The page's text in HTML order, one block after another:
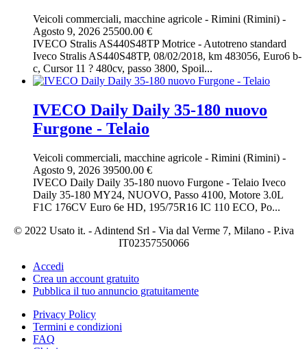
Veicoli commerciali, macchine agricole - Rimini (Rimini) -
Agosto 9, 2026 25500.00 €
IVECO Stralis AS440S48TP Motrice - Autotreno standard
Iveco Stralis AS440S48TP, 08/02/2018, km 483056, Euro6 b-
c, Cursor 11 ? 480cv, passo 3800, Spoil...
IVECO Daily Daily 35-180 nuovo
Furgone - Telaio
Veicoli commerciali, macchine agricole - Rimini (Rimini) -
Agosto 9, 2026 39500.00 €
IVECO Daily Daily 35-180 nuovo Furgone - Telaio Iveco
Daily 35-180 MY24, NUOVO, Passo 4100, Motore 3.0L
F1C 176CV Euro 6e HD, 195/75R16 IC 110 ECO, Po...
© 2022 Usato it. - Adintend Srl - Via dal Verme 7, Milano - P.iva
IT02357550066
Accedi
Crea un account gratuito
Pubblica il tuo annuncio gratuitamente
Privacy Policy
Termini e condizioni
FAQ